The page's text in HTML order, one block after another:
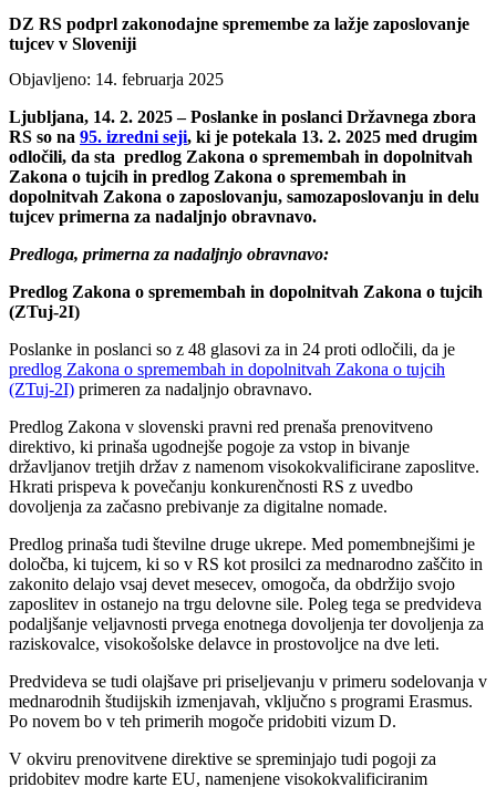
DZ RS podprl zakonodajne spremembe za lažje zaposlovanje
tujcev v Sloveniji
Objavljeno: 14. februarja 2025
Ljubljana, 14. 2. 2025 – Poslanke in poslanci Državnega zbora
RS so na 95. izredni seji, ki je potekala 13. 2. 2025 med drugim
odločili, da sta predlog Zakona o spremembah in dopolnitvah
Zakona o tujcih in predlog Zakona o spremembah in
dopolnitvah Zakona o zaposlovanju, samozaposlovanju in delu
tujcev primerna za nadaljnjo obravnavo.
Predloga, primerna za nadaljnjo obravnavo:
Predlog Zakona o spremembah in dopolnitvah Zakona o tujcih
(ZTuj-2I)
Poslanke in poslanci so z 48 glasovi za in 24 proti odločili, da je
predlog Zakona o spremembah in dopolnitvah Zakona o tujcih
(ZTuj-2I) primeren za nadaljnjo obravnavo.
Predlog Zakona v slovenski pravni red prenaša prenovitveno
direktivo, ki prinaša ugodnejše pogoje za vstop in bivanje
državljanov tretjih držav z namenom visokokvalificirane zaposlitve.
Hkrati prispeva k povečanju konkurenčnosti RS z uvedbo
dovoljenja za začasno prebivanje za digitalne nomade.
Predlog prinaša tudi številne druge ukrepe. Med pomembnejšimi je
določba, ki tujcem, ki so v RS kot prosilci za mednarodno zaščito in
zakonito delajo vsaj devet mesecev, omogoča, da obdržijo svojo
zaposlitev in ostanejo na trgu delovne sile. Poleg tega se predvideva
podaljšanje veljavnosti prvega enotnega dovoljenja ter dovoljenja za
raziskovalce, visokošolske delavce in prostovoljce na dve leti.
Predvideva se tudi olajšave pri priseljevanju v primeru sodelovanja v
mednarodnih študijskih izmenjavah, vključno s programi Erasmus.
Po novem bo v teh primerih mogoče pridobiti vizum D.
V okviru prenovitvene direktive se spreminjajo tudi pogoji za
pridobitev modre karte EU, namenjene visokokvalificiranim